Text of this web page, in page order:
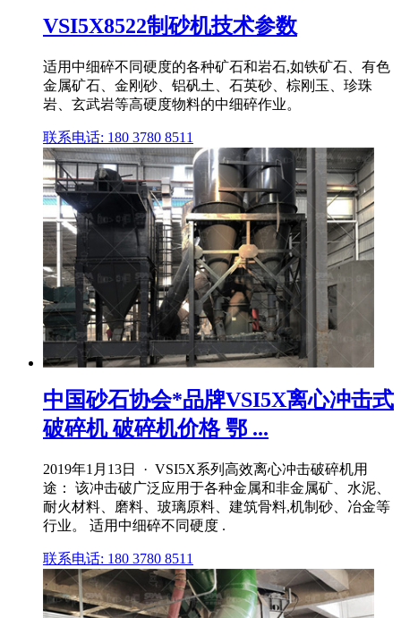
VSI5X8522制砂机技术参数
适用中细碎不同硬度的各种矿石和岩石,如铁矿石、有色
金属矿石、金刚砂、铝矾土、石英砂、棕刚玉、珍珠
岩、玄武岩等高硬度物料的中细碎作业。
联系电话: 180 3780 8511
中国砂石协会*品牌VSI5X离心冲击式
破碎机 破碎机价格 鄂 ...
2019年1月13日 · VSI5X系列高效离心冲击破碎机用
途： 该冲击破广泛应用于各种金属和非金属矿、水泥、
耐火材料、磨料、玻璃原料、建筑骨料,机制砂、冶金等
行业。 适用中细碎不同硬度 .
联系电话: 180 3780 8511